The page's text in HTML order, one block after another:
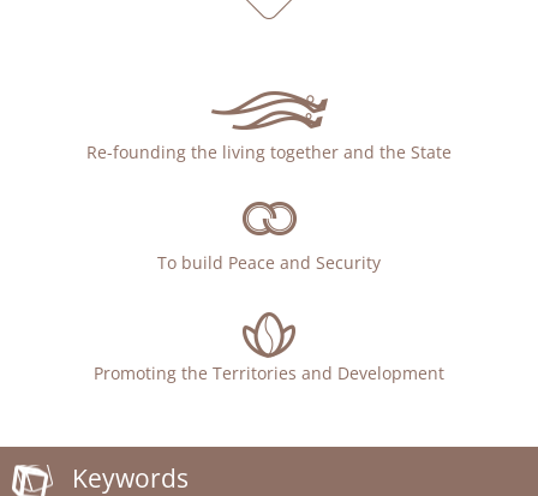
Re-founding the living together and the State
To build Peace and Security
Promoting the Territories and Development
Keywords